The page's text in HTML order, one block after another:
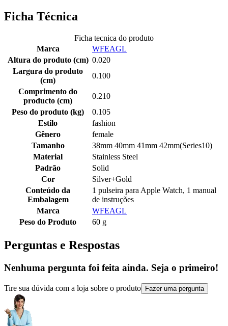
Ficha Técnica
Ficha tecnica do produto
Marca
WFEAGL
Altura do produto (cm) 0.020
Largura do produto
(cm)
0.100
Comprimento do
producto (cm)
0.210
Peso do produto (kg)
0.105
Estilo
fashion
Gênero
female
Tamanho
38mm 40mm 41mm 42mm(Series10)
Material
Stainless Steel
Padrão
Solid
Cor
Silver+Gold
Conteúdo da
Embalagem
1 pulseira para Apple Watch, 1 manual
de instruções
Marca
WFEAGL
Peso do Produto
60 g
Perguntas e Respostas
Nenhuma pergunta foi feita ainda. Seja o primeiro!
Tire sua dúvida com a loja sobre o produto Fazer uma pergunta